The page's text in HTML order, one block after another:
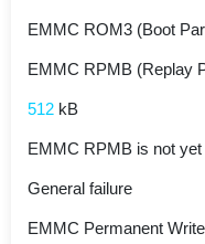
EMMC ROM3 (Boot
EMMC RPMB (Replay
512 kB
EMMC RPMB is not
General failure
EMMC Permanent